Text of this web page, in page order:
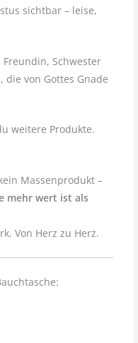
sichtbar – leise,
Schwester
von Gottes Gnade
weitere Produkte.
Massenprodukt –
mehr wert ist als
Von Herz zu Herz.